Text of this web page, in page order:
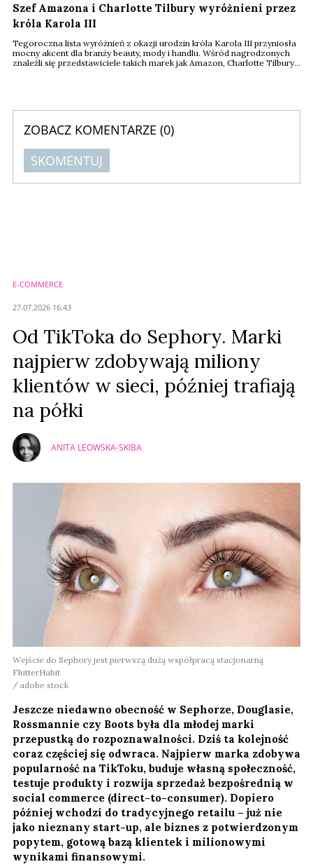
Szef Amazona i Charlotte Tilbury wyróżnieni przez
króla Karola III
Tegoroczna lista wyróżnień z okazji urodzin króla Karola III przyniosła
mocny akcent dla branży beauty, mody i handlu. Wśród nagrodzonych
znaleźli się przedstawiciele takich marek jak Amazon, Charlotte Tilbury,
ZOBACZ KOMENTARZE (0)
SKOMENTUJ
E-COMMERCE
27.07.2026 16:43
Od TikToka do Sephory. Marki
najpierw zdobywają miliony
klientów w sieci, później trafiają
na półki
ANITA LEOWSKA-SKIBA
Wejście do Sephory jest pierwszą dużą współpracą stacjonarną
FlutterHabit
adobe stock
Jeszcze niedawno obecność w Sephorze, Douglasie,
Rossmannie czy Boots była dla młodej marki
przepustką do rozpoznawalności. Dziś ta kolejność
coraz częściej się odwraca. Najpierw marka zdobywa
popularność na TikToku, buduje własną społeczność,
testuje produkty i rozwija sprzedaż bezpośrednią w
social commerce (direct-to-consumer). Dopiero
później wchodzi do tradycyjnego retailu – już nie
jako nieznany start-up, ale biznes z potwierdzonym
popytem, gotową bazą klientek i milionowymi
wynikami finansowymi.